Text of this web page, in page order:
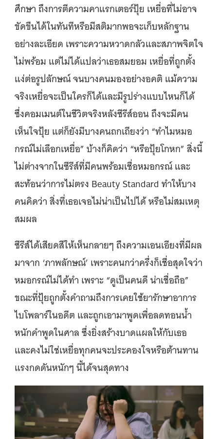
ศึกษา ถึงการตีความคาแรกเตอร์ปุ้ย เหยื่อที่ไม่อาจ
ขัดขืนได้ในทันทีหรือมีสติมากพอจะเก็บหลักฐาน
อย่างละเอียด เพราะความหวาดกลัวและสภาพจิตใจ
ไม่พร้อม แต่ไม่ได้แปลว่าเธอสมยอม เหยื่อที่ถูกตั้ง
แง่ต่อรูปลักษณ์ จนบางคนมองอย่างอคติ แม้ความ
จริงเหยื่อจะเป็นใครก็ได้และมีรูปร่างแบบไหนก็ได้
ซึ่งคอมเมนต์ในชีวิตจริงหลังซีรีส์ออน ถึงจะมีคน
เห็นใจปุ้ย แต่ก็ยังมีบางคนถกเถียงว่า “ทำไมหมอ
กรณ์ไม่เลือกเหยื่อ” บ้างก็คิดว่า “หรือปุ้ยโกหก” สิ่งนี้
ไม่ต่างจากในซีรีส์ที่มีคนพร้อมเชื่อหมอกรณ์ และ
สะท้อนว่าการไม่ตรง Beauty Standard ทำให้บาง
คนคิดว่า สิ่งที่เธอเจอไม่น่าเป็นไปได้ หรือไม่สมเหตุ
สมผล
ซีรีส์ได้เสียดสีให้เห็นกลายๆ ถึงความเอนเอียงที่มีผล
มาจาก ‘ภาพลักษณ์’ เพราะคนกว่าครึ่งก็เชื่อสุดใจว่า
หมอกรณ์ไม่ได้ทำ เพราะ “ดูเป็นคนดี น่าเชื่อถือ”
ขณะที่ปุ้ยถูกตั้งคำถามถึงการเคยใช้ยารักษาอาการ
ไบโพลาร์ในอดีต และถูกเอามาพูดเพื่อลดทอนน้ำ
หนักคำพูดในศาล ซึ่งยิ่งสร้างบาดแผลให้กับเธอ
และคงไม่ใช่เหยื่อทุกคนจะประคองใจหรือต้านทาน
แรงกดดันหนักๆ นี้ได้จนสุดทาง